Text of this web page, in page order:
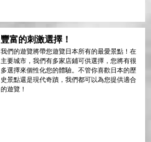
豐富的刺激選擇！
我們的遊覽將帶您遊覽日本所有的最愛景點！在
主要城市，我們有多家店鋪可供選擇，您將有很
多選擇來個性化您的體驗。不管你喜歡日本的歷
史景點還是現代奇蹟，我們都可以為您提供適合
的遊覽！